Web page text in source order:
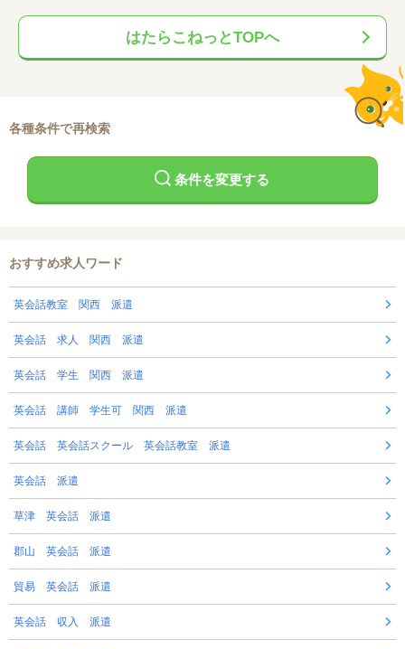
はたらこねっとTOPへ
各種条件で再検索
条件を変更する
おすすめ求人ワード
英会話教室 関西 派遣
英会話 求人 関西 派遣
英会話 学生 関西 派遣
英会話 講師 学生可 関西 派遣
英会話 英会話スクール 英会話教室 派遣
英会話 派遣
草津 英会話 派遣
郡山 英会話 派遣
貿易 英会話 派遣
英会話 収入 派遣